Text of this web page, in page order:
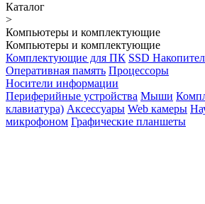
Каталог
>
Компьютеры и комплектующие
Компьютеры и комплектующие
Комплектующие для ПК SSD
Оперативная память Процессоры
Носители информации
Периферийные устройства Мыши
клавиатура) Аксессуары Web камеры
микрофоном Графические планшеты